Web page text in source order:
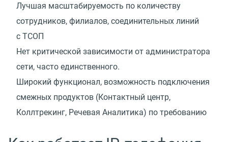
Лучшая масштабируемость по количеству
сотрудников, филиалов, соединительных линий
с ТСОП
Нет критической зависимости от администратора
сети, часто единственного.
Широкий функционал, возможность подключения
смежных продуктов (Контактный центр,
Коллтрекинг, Речевая Аналитика) по требованию